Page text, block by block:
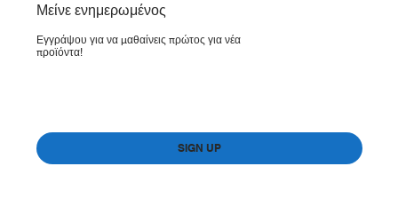
​Μείνε ενημερωμένος
Εγγράψου για να μαθαίνεις πρώτος για νέα
προϊόντα!
SIGN UP